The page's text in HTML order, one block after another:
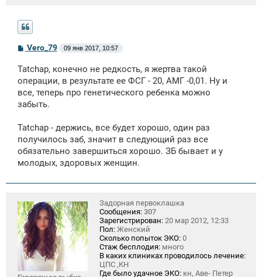
С
б
щ
н
и
Vero_79 09 янв 2017, 10:57
Tatchap, конечно не редкость, я жертва такой
операции, в результате ее ФСГ - 20, АМГ -0,01. Ну и
все, теперь про генетического ребенка можно
забыть.
Tatchap - держись, все будет хорошо, один раз
получилось заб, значит в следующий раз все
обязательно завершиться хорошо. ЗБ бывает и у
молодых, здоровых женщин.
Задорная первоклашка
Сообщения: 307
Зарегистрирован: 20 мар 2012, 12:33
Пол: Женский
Сколько попыток ЭКО: 0
Стаж бесплодия: много
В каких клиниках проводилось лечение:
ЦПС ,КН
Где было удачное ЭКО: кн, Аве- Петер